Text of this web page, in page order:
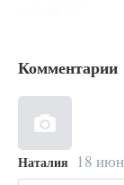
Комментарии
Наталия 18